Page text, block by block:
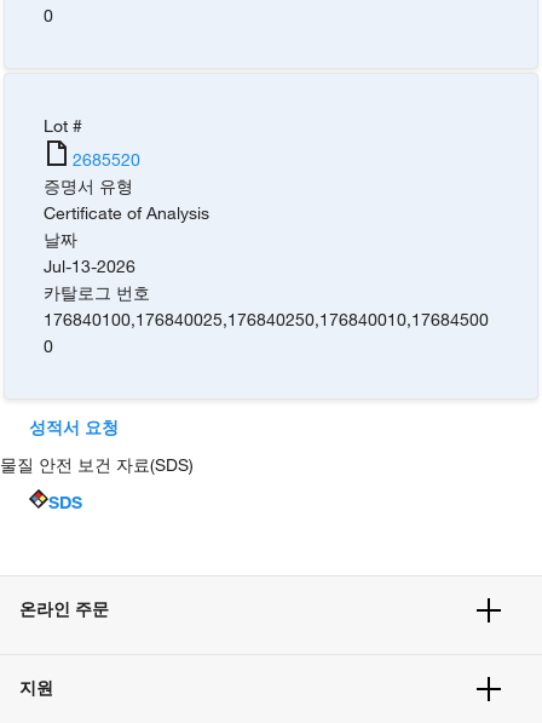
0
Lot #
2685520
증명서 유형
Certificate of Analysis
날짜
Jul-13-2026
카탈로그 번호
176840100,176840025,176840250,176840010,17684500
0
성적서 요청
물질 안전 보건 자료(SDS)
SDS
온라인 주문
주문 방법
지원